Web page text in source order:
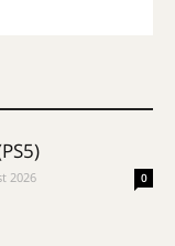
2026 0